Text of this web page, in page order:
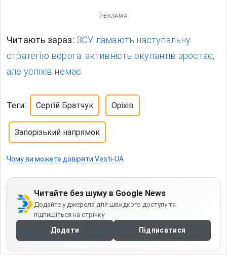
РЕКЛАМА
Читають зараз: ЗСУ ламають наступальну
стратегію ворога: активність окупантів зростає,
але успіхів немає.
Теги: Сергій Братчук Оріхів
Запорізький напрямок
Чому ви можете довіряти Vesti-UA
Читайте без шуму в Google News
Додайте у джерела для швидкого доступу та
підпишіться на стрічку
Додати Підписатися